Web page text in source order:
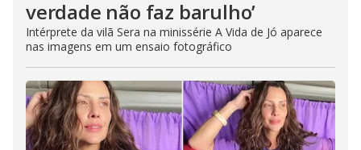
verdade não faz barulho’
Intérprete da vilã Sera na minissérie A Vida de Jó aparece
nas imagens em um ensaio fotográfico